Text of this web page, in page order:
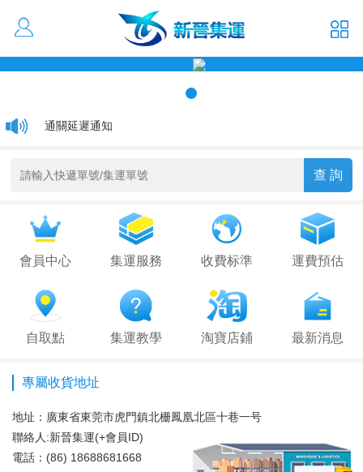
通關延遲通知
會員中心 集運服務 收費标準 運費預估
自取點 集運教學 淘寶店鋪 最新消息
專屬收貨地址
地址： 廣東省東莞市虎門鎮北栅鳳凰北區十巷一号
聯絡人:新晉集運(+會員ID)
電話：(86) 18688681668